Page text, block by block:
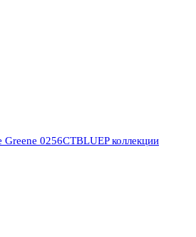
0256CTBLUEP коллекции